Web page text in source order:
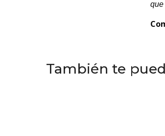
que
También te